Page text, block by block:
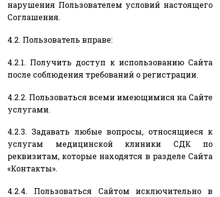
нарушения Пользователем условий настоящего
Соглашения.
4.2. Пользователь вправе:
4.2.1. Получить доступ к использованию Сайта
после соблюдения требований о регистрации.
4.2.2. Пользоваться всеми имеющимися на Сайте
услугами.
4.2.3. Задавать любые вопросы, относящиеся к
услугам медицинской клиники СДК по
реквизитам, которые находятся в разделе Сайта
«Контакты».
4.2.4. Пользоваться Сайтом исключительно в